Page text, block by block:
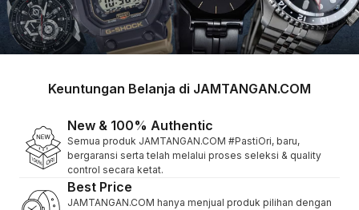
Keuntungan Belanja di JAMTANGAN.COM
New & 100% Authentic
Semua produk JAMTANGAN.COM #PastiOri, baru,
bergaransi serta telah melalui proses seleksi & quality
control secara ketat.
Best Price
JAMTANGAN.COM hanya menjual produk pilihan dengan